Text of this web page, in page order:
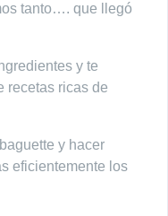
tanto…. que llegó
y te
recetas ricas de
y hacer
eficientemente los